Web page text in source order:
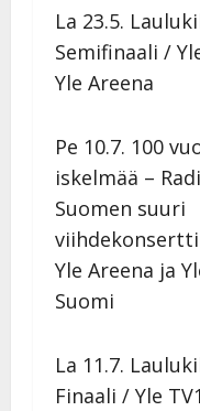
La 23.5.
Semifinaali /
Yle Areena
Pe 10.7. 100
iskelmää –
Suomen suuri
viihdekonsertti
Yle Areena ja
Suomi
La 11.7.
Finaali / Yle